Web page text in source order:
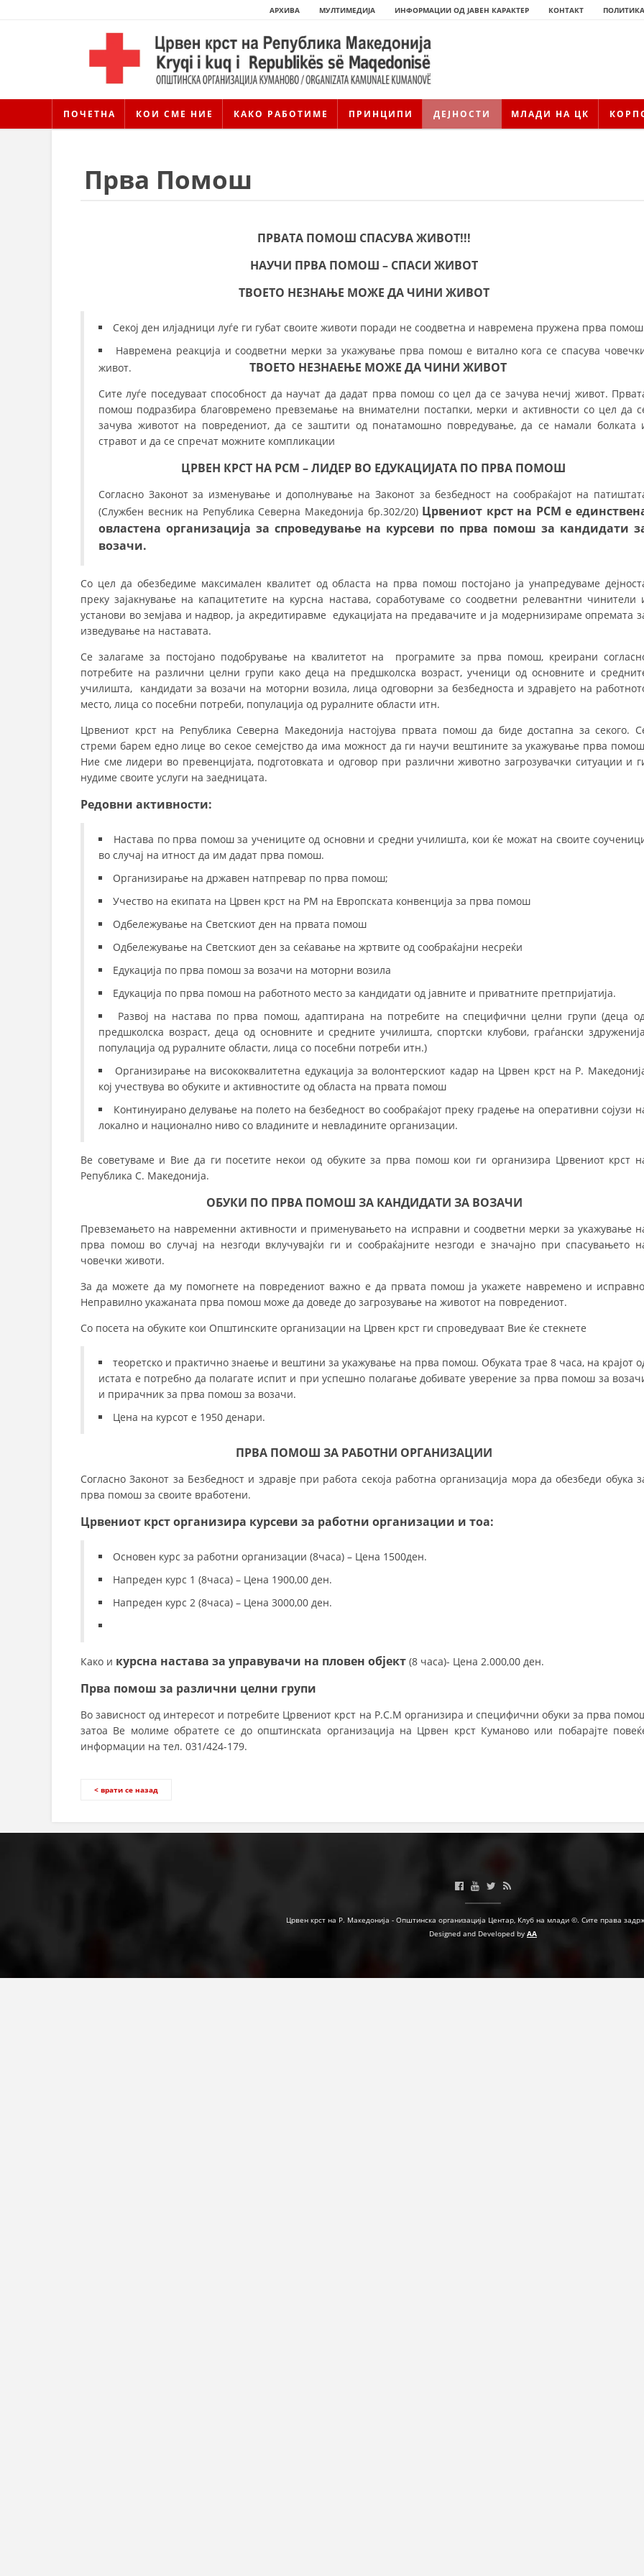
АРХИВА МУЛТИМЕДИЈА ИНФОРМАЦИИ ОД ЈАВЕН КАРАКТЕР КОНТАКТ
ПОЧЕТНА КОИ СМЕ НИЕ КАКО РАБОТИМЕ ПРИНЦИПИ ДЕЈНОСТИ МЛАДИ НА ЦК
ИСТОРИЈАТ НА ЦКРМ
ИСТОРИЈАТ НА ДВИЖЕЊЕТО
СТРУКТУРА И ОРГАНИЗАЦИОНА ПОСТАВЕНОСТ – ОПШТИНСКА ОРГАНИЗАЦИЈА
КОНТАКТ ИНФОРМАЦИИ
ЗАКОН ЗА ЦКРМ
ОРГАНИЗАЦИЈА И РАЗВОЈ
СОБРАНИЕ
СТРУКТУРА И ОРГАНИЗАЦИОНА ПОСТАВЕНОСТ
MЕЃУНАРОДНО ХУМАНИТАРНО ПРАВО
ПРОМОЦИЈА НА ХУМАНИ ВРЕДНОСТИ
СОЦИЈАЛНО ХУМАНИТАРНА ДЕЈНОСТ
МЕЃУНАРОДНА СОРАБОТКА
ФОРМУЛАРИ ЗА БАРАЊА
ЗДРАВСТВЕНО ПРЕВЕНТИВНА ДЕЈНОСТ
КРВОДАРИТЕЛСТВО
ПРИРАЧНИЦИ
СТРАТЕГИИ
ЕДУКАТИВНО ИНФОРМАТИВНИ МАТЕРИЈАЛИ
БРОШУРИ
Прва Помош
ПРВАТА ПОМОШ СПАСУВА ЖИВОТ!!!
НАУЧИ ПРВА ПОМОШ – СПАСИ ЖИВОТ
ТВОЕТО НЕЗНАЊЕ МОЖЕ ДА ЧИНИ ЖИВОТ
Секој ден илјадници луѓе ги губат своите животи поради не соодветна и навремена пружена прва
Навремена реакција и соодветни мерки за укажување прва помош е витално кога се спасува
живот.
ТВОЕТО НЕЗНАЕЊЕ МОЖЕ ДА ЧИНИ ЖИВОТ
Сите луѓе поседуваат способност да научат да дадат прва помош со цел да се зачува нечиј живот.
помош подразбира благовремено превземање на внимателни постапки, мерки и активности со цел да
зачува животот на повредениот, да се заштити од понатамошно повредување, да се намали болката
стравот и да се спречат можните компликации
ЦРВЕН КРСТ НА РСМ – ЛИДЕР ВО ЕДУКАЦИЈАТА ПО ПРВА ПОМОШ
Согласно Законот за изменување и дополнување на Законот за безбедност на сообраќајот на
(Службен весник на Република Северна Македонија бр.302/20) Црвениот крст на РСМ е
овластена организација за спроведување на курсеви по прва помош за кандидати
возачи.
Со цел да обезбедиме максимален квалитет од областа на прва помош постојано ја унапредуваме
преку зајакнување на капацитетите на курсна настава, соработуваме со соодветни релевантни чинители
установи во земјава и надвор, ја акредитиравме едукацијата на предавачите и ја модернизираме опремата
изведување на наставата.
Се залагаме за постојано подобрување на квалитетот на програмите за прва помош, креирани
потребите на различни целни групи како деца на предшколска возраст, ученици од основните и
училишта, кандидати за возачи на моторни возила, лица одговорни за безбедноста и здравјето на
место, лица со посебни потреби, популација од руралните области итн.
Црвениот крст на Република Северна Македонија настојува првата помош да биде достапна за секого.
стреми барем едно лице во секое семејство да има можност да ги научи вештините за укажување прва
Ние сме лидери во превенцијата, подготовката и одговор при различни животно загрозувачки ситуации и
нудиме своите услуги на заедницата.
Редовни активности:
Настава по прва помош за учениците од основни и средни училишта, кои ќе можат на своите
во случај на итност да им дадат прва помош.
Организирање на државен натпревар по прва помош;
Учество на екипата на Црвен крст на РМ на Европската конвенција за прва помош
Одбележување на Светскиот ден на првата помош
Одбележување на Светскиот ден за сеќавање на жртвите од сообраќајни несреќи
Едукација по прва помош за возачи на моторни возила
Едукација по прва помош на работното место за кандидати од јавните и приватните претпријатија.
Развој на настава по прва помош, адаптирана на потребите на специфични целни групи (деца од
предшколска возраст, деца од основните и средните училишта, спортски клубови, граѓански
популација од руралните области, лица со посебни потреби итн.)
Организирање на висококвалитетна едукација за волонтерскиот кадар на Црвен крст на Р.
кој учествува во обуките и активностите од областа на првата помош
Континуирано делување на полето на безбедност во сообраќајот преку градење на оперативни сојузи
локално и национално ниво со владините и невладините организации.
Ве советуваме и Вие да ги посетите некои од обуките за прва помош кои ги организира Црвениот крст
Република С. Македонија.
ОБУКИ ПО ПРВА ПОМОШ ЗА КАНДИДАТИ ЗА ВОЗАЧИ
Превземањето на навременни активности и применувањето на исправни и соодветни мерки за укажување
прва помош во случај на незгоди вклучувајќи ги и сообраќајните незгоди е значајно при спасувањето
човечки животи.
За да можете да му помогнете на повредениот важно е да првата помош ја укажете навремено и
Неправилно укажаната прва помош може да доведе до загрозување на животот на повредениот.
Со посета на обуките кои Општинските организации на Црвен крст ги спроведуваат Вие ќе стекнете
теоретско и практично знаење и вештини за укажување на прва помош. Обуката трае 8 часа, на крајот
истата е потребно да полагате испит и при успешно полагање добивате уверение за прва помош за
и прирачник за прва помош за возачи.
Цена на курсот е 1950 денари.
ПРВА ПОМОШ ЗА РАБОТНИ ОРГАНИЗАЦИИ
Согласно Законот за Безбедност и здравје при работа секоја работна организација мора да обезбеди обука
прва помош за своите вработени.
Црвениот крст организира курсеви за работни организации и тоа:
Основен курс за работни организации (8часа) – Цена 1500ден.
Напреден курс 1 (8часа) – Цена 1900,00 ден.
Напреден курс 2 (8часа) – Цена 3000,00 ден.
Како и курсна настава за управувачи на пловен објект (8 часа)- Цена 2.000,00 ден.
Прва помош за различни целни групи
Во зависност од интересот и потребите Црвениот крст на Р.С.М организира и специфични обуки за прва
затоа Ве молиме обратете се до општинскаta организација на Црвен крст Куманово или побарајте
информации на тел. 031/424-179.
< врати се назад
Црвен крст на Р. Македонија - Општинска организација Центар, Клуб на млади ©. Сите права
Designed and Developed by AA